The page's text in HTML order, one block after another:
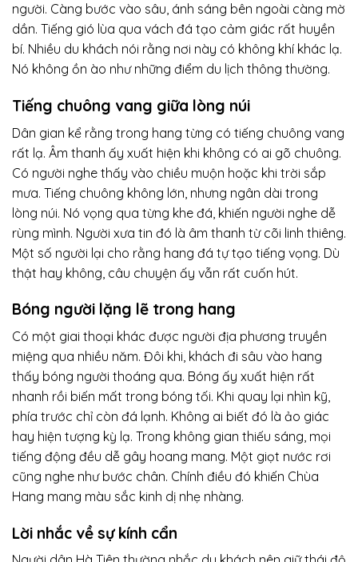
người. Càng bước vào sâu, ánh sáng bên ngoài càng mờ
dần. Tiếng gió lùa qua vách đá tạo cảm giác rất huyền
bí. Nhiều du khách nói rằng nơi này có không khí khác lạ.
Nó không ồn ào như những điểm du lịch thông thường.
Tiếng chuông vang giữa lòng núi
Dân gian kể rằng trong hang từng có tiếng chuông vang
rất lạ. Âm thanh ấy xuất hiện khi không có ai gõ chuông.
Có người nghe thấy vào chiều muộn hoặc khi trời sắp
mưa. Tiếng chuông không lớn, nhưng ngân dài trong
lòng núi. Nó vọng qua từng khe đá, khiến người nghe dễ
rùng mình. Người xưa tin đó là âm thanh từ cõi linh thiêng.
Một số người lại cho rằng hang đá tự tạo tiếng vọng. Dù
thật hay không, câu chuyện ấy vẫn rất cuốn hút.
Bóng người lặng lẽ trong hang
Có một giai thoại khác được người địa phương truyền
miệng qua nhiều năm. Đôi khi, khách đi sâu vào hang
thấy bóng người thoáng qua. Bóng ấy xuất hiện rất
nhanh rồi biến mất trong bóng tối. Khi quay lại nhìn kỹ,
phía trước chỉ còn đá lạnh. Không ai biết đó là ảo giác
hay hiện tượng kỳ lạ. Trong không gian thiếu sáng, mọi
tiếng động đều dễ gây hoang mang. Một giọt nước rơi
cũng nghe như bước chân. Chính điều đó khiến Chùa
Hang mang màu sắc kinh dị nhẹ nhàng.
Lời nhắc về sự kính cẩn